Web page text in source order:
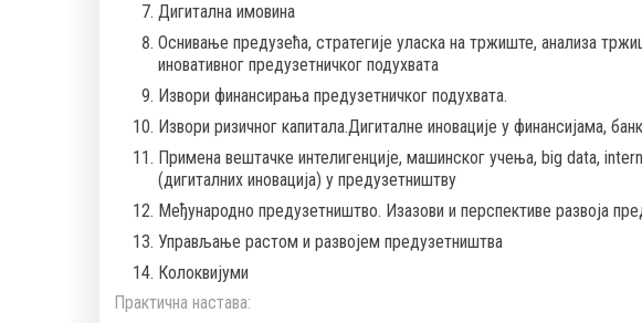
Дигитална имовина
Оснивање предузећа, стратегије уласка на тржиште, анализа
иновативног предузетничког подухвата
Извори финансирања предузетничког подухвата.
Извори ризичног капитала.Дигиталне иновације у финансијама,
Примена вештачке интелигенције, машинског учења, big data,
(дигиталних иновација) у предузетништву
Међународно предузетништво. Изазови и перспективе развоја
Управљање растом и развојем предузетништва
Колоквијуми
Практична настава: